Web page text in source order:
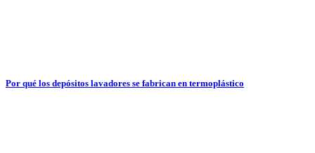
Por qué los depósitos lavadores se fabrican en termoplástico